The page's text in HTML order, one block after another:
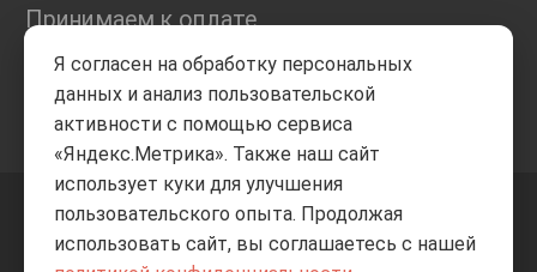
Принимаем к оплате
+7 8332205-805 ВВЕРХ
Я согласен на обработку персональных
данных и анализ пользовательской
активности с помощью сервиса
«Яндекс.Метрика». Также наш сайт
использует куки для улучшения
пользовательского опыта. Продолжая
использовать сайт, вы соглашаетесь с нашей